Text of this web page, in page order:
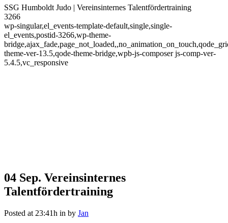
SSG Humboldt Judo | Vereinsinternes Talentfördertraining
3266
wp-singular,el_events-template-default,single,single-
el_events,postid-3266,wp-theme-
theme-ver-13.5,qode-theme-bridge,wpb-js-composer js-comp-ver-
5.4.5,vc_responsive
Vereinsinternes
Talentfördertraining
04 Sep. Vereinsinternes
Talentfördertraining
Posted at 23:41h in by Jan